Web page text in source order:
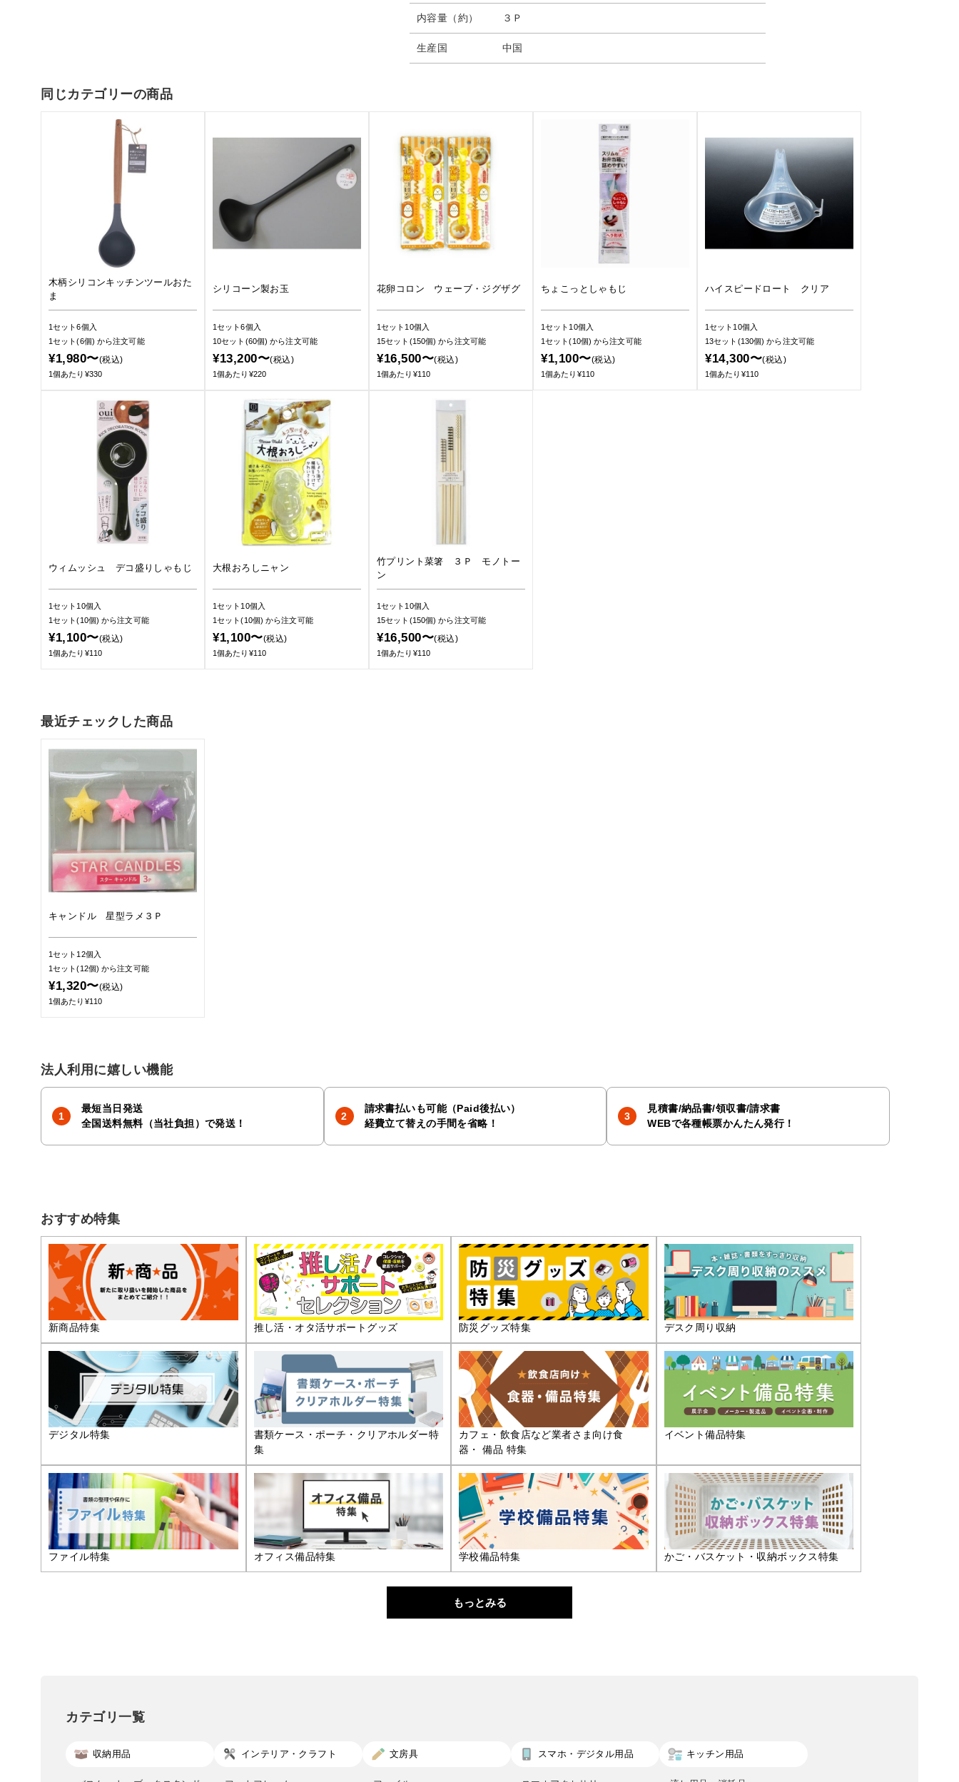
内容量（約） ３Ｐ
生産国 中国
同じカテゴリーの商品
木柄シリコンキッチンツールおた
ま
1セット6個入
1セット(6個) から注文可能
¥1,980〜(税込)
1個あたり¥330
シリコーン製お玉
1セット6個入
10セット(60個)から注文可能
¥13,200〜(税込)
1個あたり¥220
花卵コロン ウェーブ・ジグザグ
1セット10個入
15セット(150個)から注文可能
¥16,500〜(税込)
1個あたり¥110
ちょこっとしゃもじ
1セット10個入
1セット(10個)から注文可能
¥1,100〜(税込)
1個あたり¥110
ハイスピードロート クリア
1セット10個入
13セット(130個)から注文可能
¥14,300〜(税込)
1個あたり¥110
ウィムッシュ デコ盛りしゃもじ
1セット10個入
1セット(10個)から注文可能
¥1,100〜(税込)
1個あたり¥110
大根おろしニャン
1セット10個入
1セット(10個)から注文可能
¥1,100〜(税込)
1個あたり¥110
竹プリント菜箸 ３Ｐ モノトー
ン
1セット10個入
15セット(150個)から注文可能
¥16,500〜(税込)
1個あたり¥110
最近チェックした商品
キャンドル 星型ラメ３Ｐ
1セット12個入
1セット(12個)から注文可能
¥1,320〜(税込)
1個あたり¥110
法人利用に嬉しい機能
最短当日発送
全国送料無料（当社負担）で発送！
請求書払いも可能（Paid後払い）
経費立て替えの手間を省略！
見積書/納品書/領収書/請求書
WEBで各種帳票かんたん発行！
おすすめ特集
新商品特集 推し活・オタ活サポートグッズ 防災グッズ特集 デスク周り収納
デジタル特集
書類ケース・ポーチ・クリアホルダー特
集
カフェ・飲食店など業者さま向け食
器・ 備品 特集
イベント備品特集
ファイル特集 オフィス備品特集 学校備品特集 かご・バスケット・収納ボックス特集
もっとみる
カテゴリ一覧
収納用品 インテリア・クラフト 文房具 スマホ・デジタル用品 キッチン用品